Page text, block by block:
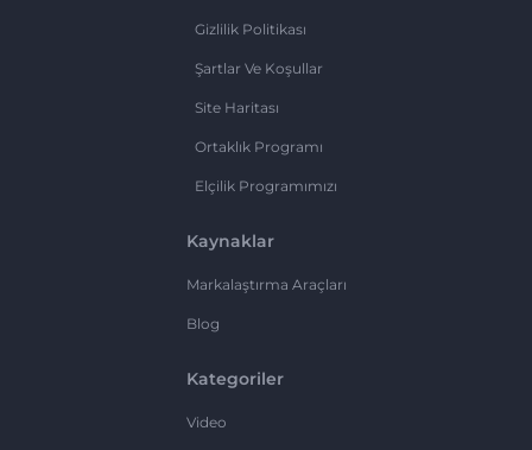
Gizlilik Politikası
Şartlar Ve Koşullar
Site Haritası
Ortaklık Programı
Elçilik Programımızı
Kaynaklar
Markalaştırma Araçları
Blog
Kategoriler
Video